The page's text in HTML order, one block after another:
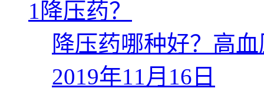
1
降压药哪种好？高
2019年11月16日